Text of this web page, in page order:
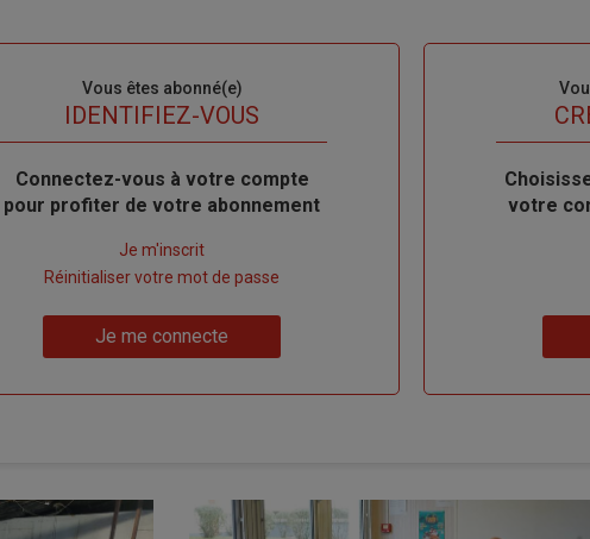
Vous êtes abonné(e)
IDENTIFIEZ-VOUS
Body
Connectez-vous à votre compte
pour profiter de votre abonnement
compte"
Je m'inscrit
Réinitialiser votre mot de passe
Je me connecte
TITRE
Body
votre